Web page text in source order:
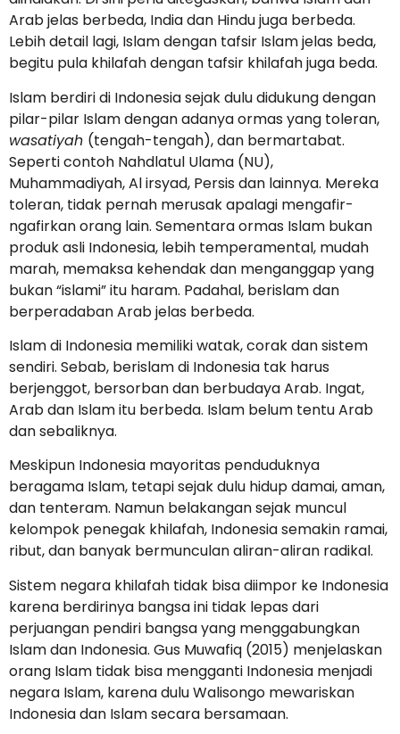
Arab jelas berbeda, India dan Hindu juga berbeda.
Lebih detail lagi, Islam dengan tafsir Islam jelas beda,
begitu pula khilafah dengan tafsir khilafah juga beda.
Islam berdiri di Indonesia sejak dulu didukung dengan
pilar-pilar Islam dengan adanya ormas yang toleran,
wasatiyah (tengah-tengah), dan bermartabat.
Seperti contoh Nahdlatul Ulama (NU),
Muhammadiyah, Al irsyad, Persis dan lainnya. Mereka
toleran, tidak pernah merusak apalagi mengafir-
ngafirkan orang lain. Sementara ormas Islam bukan
produk asli Indonesia, lebih temperamental, mudah
marah, memaksa kehendak dan menganggap yang
bukan “islami” itu haram. Padahal, berislam dan
berperadaban Arab jelas berbeda.
Islam di Indonesia memiliki watak, corak dan sistem
sendiri. Sebab, berislam di Indonesia tak harus
berjenggot, bersorban dan berbudaya Arab. Ingat,
Arab dan Islam itu berbeda. Islam belum tentu Arab
dan sebaliknya.
Meskipun Indonesia mayoritas penduduknya
beragama Islam, tetapi sejak dulu hidup damai, aman,
dan tenteram. Namun belakangan sejak muncul
kelompok penegak khilafah, Indonesia semakin ramai,
ribut, dan banyak bermunculan aliran-aliran radikal.
Sistem negara khilafah tidak bisa diimpor ke Indonesia
karena berdirinya bangsa ini tidak lepas dari
perjuangan pendiri bangsa yang menggabungkan
Islam dan Indonesia. Gus Muwafiq (2015) menjelaskan
orang Islam tidak bisa mengganti Indonesia menjadi
negara Islam, karena dulu Walisongo mewariskan
Indonesia dan Islam secara bersamaan.